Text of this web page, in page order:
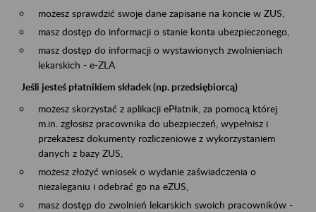
możesz sprawdzić swoje dane zapisane na koncie w ZUS,
masz dostęp do informacji o stanie konta ubezpieczonego,
masz dostęp do informacji o wystawionych zwolnieniach
lekarskich - e-ZLA
Jeśli jesteś płatnikiem składek (np. przedsiębiorcą)
możesz skorzystać z aplikacji ePłatnik, za pomocą której
m.in. zgłosisz pracownika do ubezpieczeń, wypełnisz i
przekażesz dokumenty rozliczeniowe z wykorzystaniem
danych z bazy ZUS,
możesz złożyć wniosek o wydanie zaświadczenia o
niezaleganiu i odebrać go na eZUS,
masz dostęp do zwolnień lekarskich swoich pracowników -